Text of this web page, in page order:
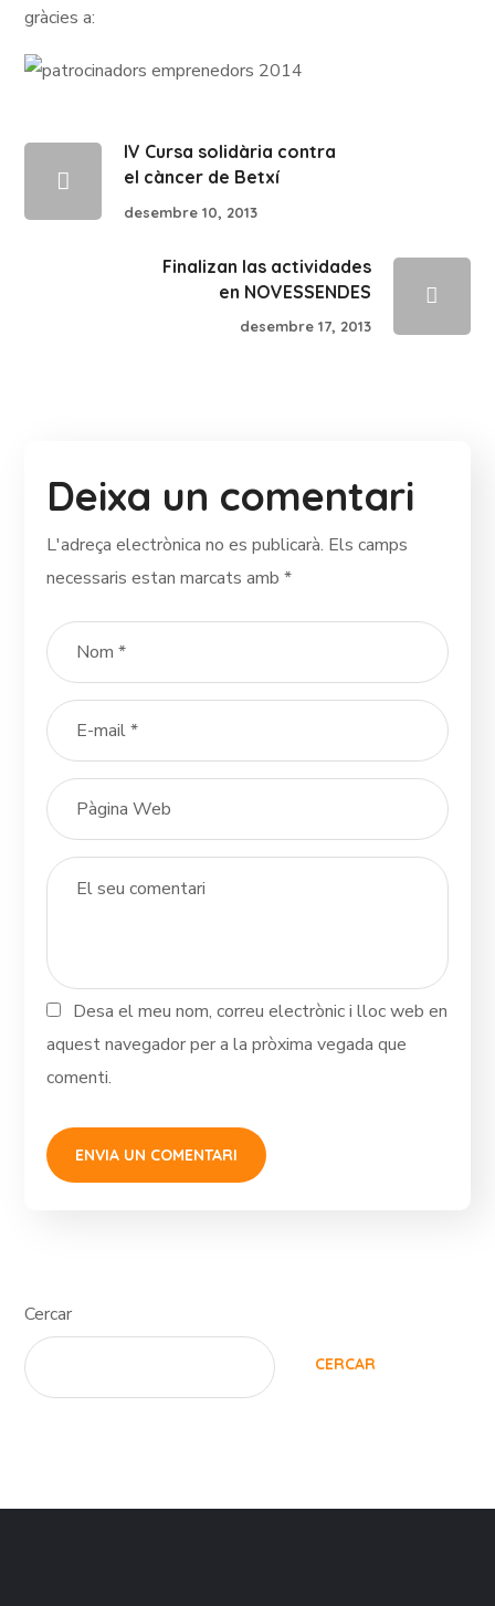
gràcies a:
IV Cursa solidària contra
el càncer de Betxí
desembre 10, 2013
Finalizan las actividades
en NOVESSENDES
desembre 17, 2013
Deixa un comentari
L'adreça electrònica no es publicarà. Els camps
necessaris estan marcats amb*
Desa el meu nom, correu electrònic i lloc web en
aquest navegador per a la pròxima vegada que
comenti.
Cercar
CERCAR